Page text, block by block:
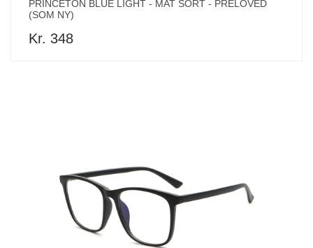
PRINCETON BLUE LIGHT - MAT SORT - PRELOVED
(SOM NY)
Kr. 348